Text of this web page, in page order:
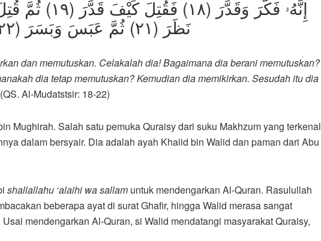
نَظَرَ (٢١) ثُمَّ عَبَسَ وَبَسَرَ (٢٢)
dan memutuskan. Celakalah dia! Bagaimana dia berani memutuskan?
dia tetap memutuskan? Kemudian dia memikirkan. Sesudah itu dia
(QS. Al-Mudatstsir: 18-22)
Mughirah. Salah satu pemuka Quraisy dari suku Makhzum yang terkenal
dalam bersyair. Dia adalah ayah Khalid bin Walid dan paman dari Abu
shallallahu ‘alaihi wa sallam untuk mendengarkan Al-Quran. Rasulullah
beberapa ayat di surat Ghafir, hingga Walid merasa sangat
mendengarkan Al-Quran, si Walid mendatangi masyarakat Quraisy,